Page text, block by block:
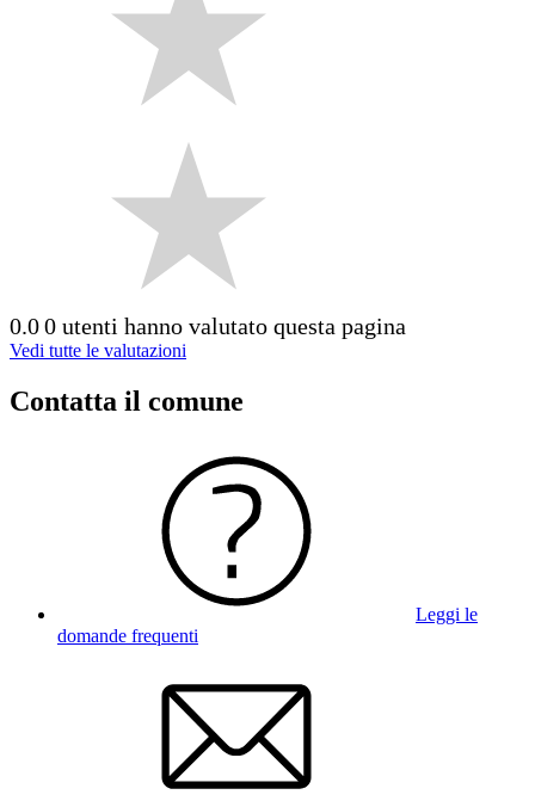
0.00 utenti hanno valutato questa pagina
Vedi tutte le valutazioni
Contatta il comune
Leggi le
domande frequenti